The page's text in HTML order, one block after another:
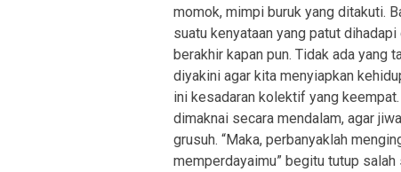
momok, mimpi buruk yang ditakuti.
suatu kenyataan yang patut
berakhir kapan pun. Tidak ada yang
diyakini agar kita menyiapkan
ini kesadaran kolektif yang
dimaknai secara mendalam, agar
grusuh. “Maka, perbanyaklah
memperdayaimu” begitu tutup